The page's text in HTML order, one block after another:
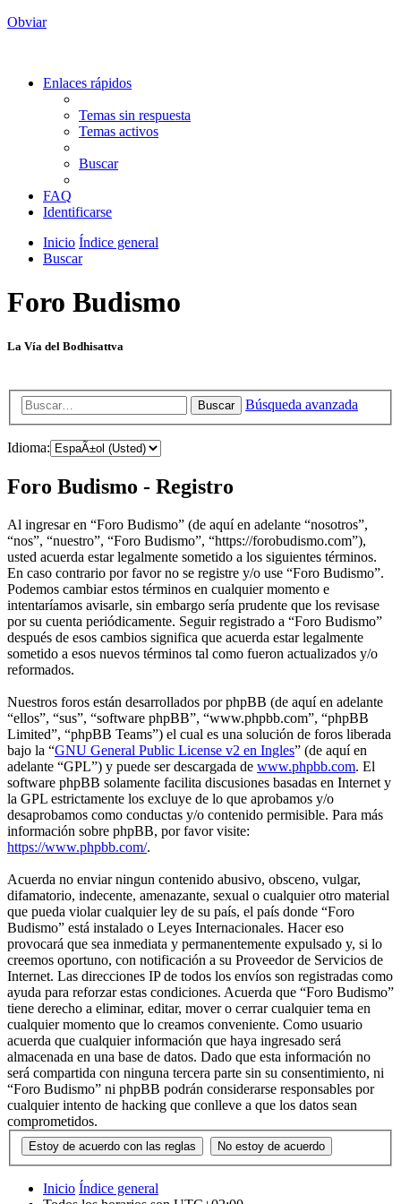
Obviar
Enlaces rápidos
Temas sin respuesta
Temas activos
Buscar
FAQ
Identificarse
Inicio Índice general
Buscar
Foro Budismo
La Vía del Bodhisattva
Buscar Búsqueda avanzada
Idioma:
Foro Budismo - Registro
Al ingresar en “Foro Budismo” (de aquí en adelante “nosotros”,
“nos”, “nuestro”, “Foro Budismo”, “https://forobudismo.com”),
usted acuerda estar legalmente sometido a los siguientes términos.
En caso contrario por favor no se registre y/o use “Foro Budismo”.
Podemos cambiar estos términos en cualquier momento e
intentaríamos avisarle, sin embargo sería prudente que los revisase
por su cuenta periódicamente. Seguir registrado a “Foro Budismo”
después de esos cambios significa que acuerda estar legalmente
sometido a esos nuevos términos tal como fueron actualizados y/o
reformados.
Nuestros foros están desarrollados por phpBB (de aquí en adelante
“ellos”, “sus”, “software phpBB”, “www.phpbb.com”, “phpBB
Limited”, “phpBB Teams”) el cual es una solución de foros liberada
bajo la “GNU General Public License v2 en Ingles” (de aquí en
adelante “GPL”) y puede ser descargada de www.phpbb.com. El
software phpBB solamente facilita discusiones basadas en Internet y
la GPL estrictamente los excluye de lo que aprobamos y/o
desaprobamos como conductas y/o contenido permisible. Para más
información sobre phpBB, por favor visite:
https://www.phpbb.com/.
Acuerda no enviar ningun contenido abusivo, obsceno, vulgar,
difamatorio, indecente, amenazante, sexual o cualquier otro material
que pueda violar cualquier ley de su país, el país donde “Foro
Budismo” está instalado o Leyes Internacionales. Hacer eso
provocará que sea inmediata y permanentemente expulsado y, si lo
creemos oportuno, con notificación a su Proveedor de Servicios de
Internet. Las direcciones IP de todos los envíos son registradas como
ayuda para reforzar estas condiciones. Acuerda que “Foro Budismo”
tiene derecho a eliminar, editar, mover o cerrar cualquier tema en
cualquier momento que lo creamos conveniente. Como usuario
acuerda que cualquier información que haya ingresado será
almacenada en una base de datos. Dado que esta información no
será compartida con ninguna tercera parte sin su consentimiento, ni
“Foro Budismo” ni phpBB podrán considerarse responsables por
cualquier intento de hacking que conlleve a que los datos sean
comprometidos.
Inicio Índice general